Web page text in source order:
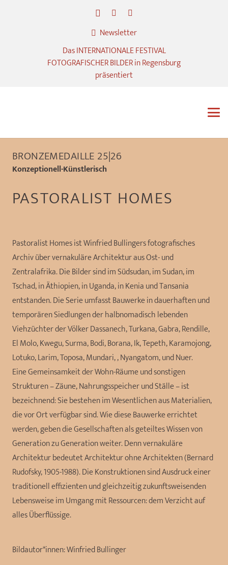
Newsletter
Das INTERNATIONALE FESTIVAL
FOTOGRAFISCHER BILDER in Regensburg
präsentiert
BRONZEMEDAILLE 25|26
Konzeptionell-Künstlerisch
PASTORALIST HOMES
Pastoralist Homes ist Winfried Bullingers fotografisches
Archiv über vernakuläre Architektur aus Ost- und
Zentralafrika. Die Bilder sind im Südsudan, im Sudan, im
Tschad, in Äthiopien, in Uganda, in Kenia und Tansania
entstanden. Die Serie umfasst Bauwerke in dauerhaften und
temporären Siedlungen der halbnomadisch lebenden
Viehzüchter der Völker Dassanech, Turkana, Gabra, Rendille,
El Molo, Kwegu, Surma, Bodi, Borana, Ik, Tepeth, Karamojong,
Lotuko, Larim, Toposa, Mundari, , Nyangatom, und Nuer.
Eine Gemeinsamkeit der Wohn-Räume und sonstigen
Strukturen – Zäune, Nahrungsspeicher und Ställe – ist
bezeichnend: Sie bestehen im Wesentlichen aus Materialien,
die vor Ort verfügbar sind. Wie diese Bauwerke errichtet
werden, geben die Gesellschaften als geteiltes Wissen von
Generation zu Generation weiter. Denn vernakuläre
Architektur bedeutet Architektur ohne Architekten (Bernard
Rudofsky, 1905-1988). Die Konstruktionen sind Ausdruck einer
traditionell effizienten und gleichzeitig zukunftsweisenden
Lebensweise im Umgang mit Ressourcen: dem Verzicht auf
alles Überflüssige.
Bildautor*innen:Winfried Bullinger